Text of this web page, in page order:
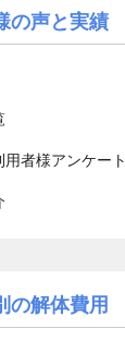
の声と実績
者様アンケート
の解体費用